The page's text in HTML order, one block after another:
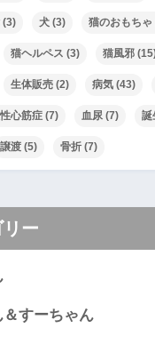
(3) 犬 (3) 猫のおもちゃ
猫ヘルペス (3) 猫風邪
生体販売 (2) 病気 (43)
心筋症 (7) 血尿 (7) 誕
譲渡 (5) 骨折 (7)
ー
すーちゃん